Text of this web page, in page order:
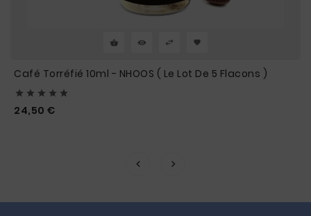
Café Torréfié 10ml - NHOOS ( Le Lot De 5 Flacons )
    
24,50 €